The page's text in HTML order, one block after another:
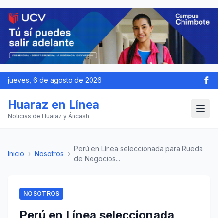
jueves, 6 de agosto de 2026
Huaraz en Línea
Noticias de Huaraz y Áncash
Inicio › Nosotros ›
Perú en Línea seleccionada para Rueda
de Negocios...
NOSOTROS
Perú en Línea seleccionada